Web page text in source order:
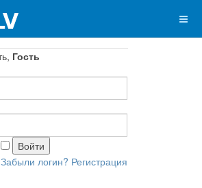
Гость
Забыли логин? Регистрация